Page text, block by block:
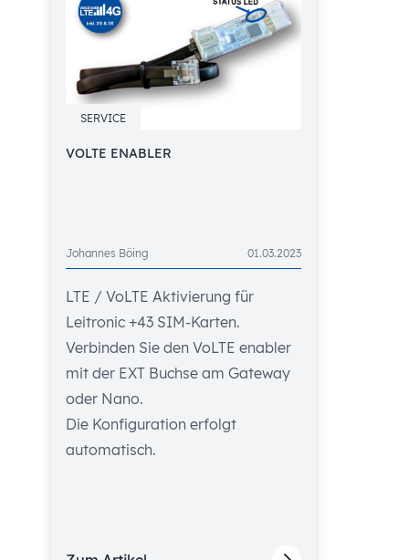
SERVICE
VOLTE ENABLER
Johannes Böing 01.03.2023
LTE / VoLTE Aktivierung für
Leitronic +43 SIM-Karten.
Verbinden Sie den VoLTE enabler
mit der EXT Buchse am Gateway
oder Nano.
Die Konfiguration erfolgt
automatisch.